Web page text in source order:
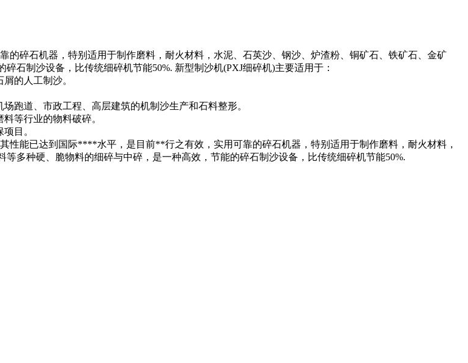
的碎石机器，特别适用于制作磨料，耐火材料，水泥、石英沙、钢沙、炉渣粉、铜矿石、铁矿石、金矿
石制沙设备，比传统细碎机节能50%. 新型制沙机(PXJ细碎机)主要适用于：
的人工制沙。
跑道、市政工程、高层建筑的机制沙生产和石料整形。
等行业的物料破碎。
目。
性能已达到国际****水平，是目前**行之有效，实用可靠的碎石机器，特别适用于制作磨料，耐火材料，
多种硬、脆物料的细碎与中碎，是一种高效，节能的碎石制沙设备，比传统细碎机节能50%.